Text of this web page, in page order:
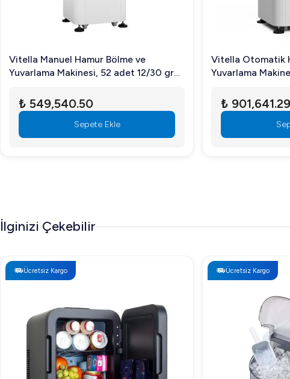
Vitella Manuel Hamur Bölme ve
Yuvarlama Makinesi, 52 adet 12/30 gr
₺ 549,540.50
Sepete Ekle
Vitella Otomatik
Yuvarlama
₺ 901,641.29
İlginizi Çekebilir
Ücretsiz Kargo Ücretsiz Kargo